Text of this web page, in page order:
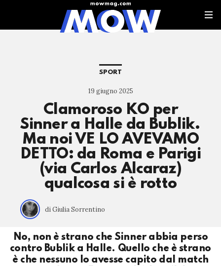
SPORT
19 giugno 2025
Clamoroso KO per
Sinner a Halle da Bublik.
Ma noi VE LO AVEVAMO
DETTO: da Roma e Parigi
(via Carlos Alcaraz)
qualcosa si è rotto
di Giulia Sorrentino
No, non è strano che Sinner abbia perso
contro Bublik a Halle. Quello che è strano
è che nessuno lo avesse capito dal match